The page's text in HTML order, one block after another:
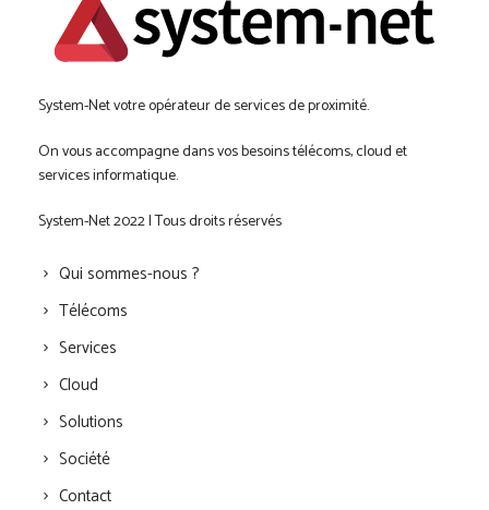
System-Net votre opérateur de services de proximité.
On vous accompagne dans vos besoins télécoms, cloud et
services informatique.
System-Net 2022 | Tous droits réservés
Qui sommes-nous ?
Télécoms
Services
Cloud
Solutions
Société
Contact